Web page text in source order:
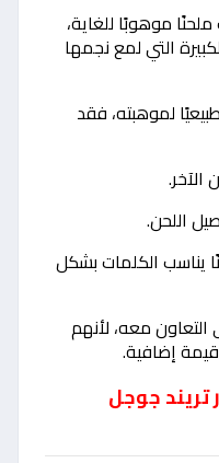
موهوبًا للغاية،
التي لمع نجمها
لموهبته، فقد
اللحن.
يناسب الكلمات بشكل
معه، لأنهم
إضافية.
تريند جوجل